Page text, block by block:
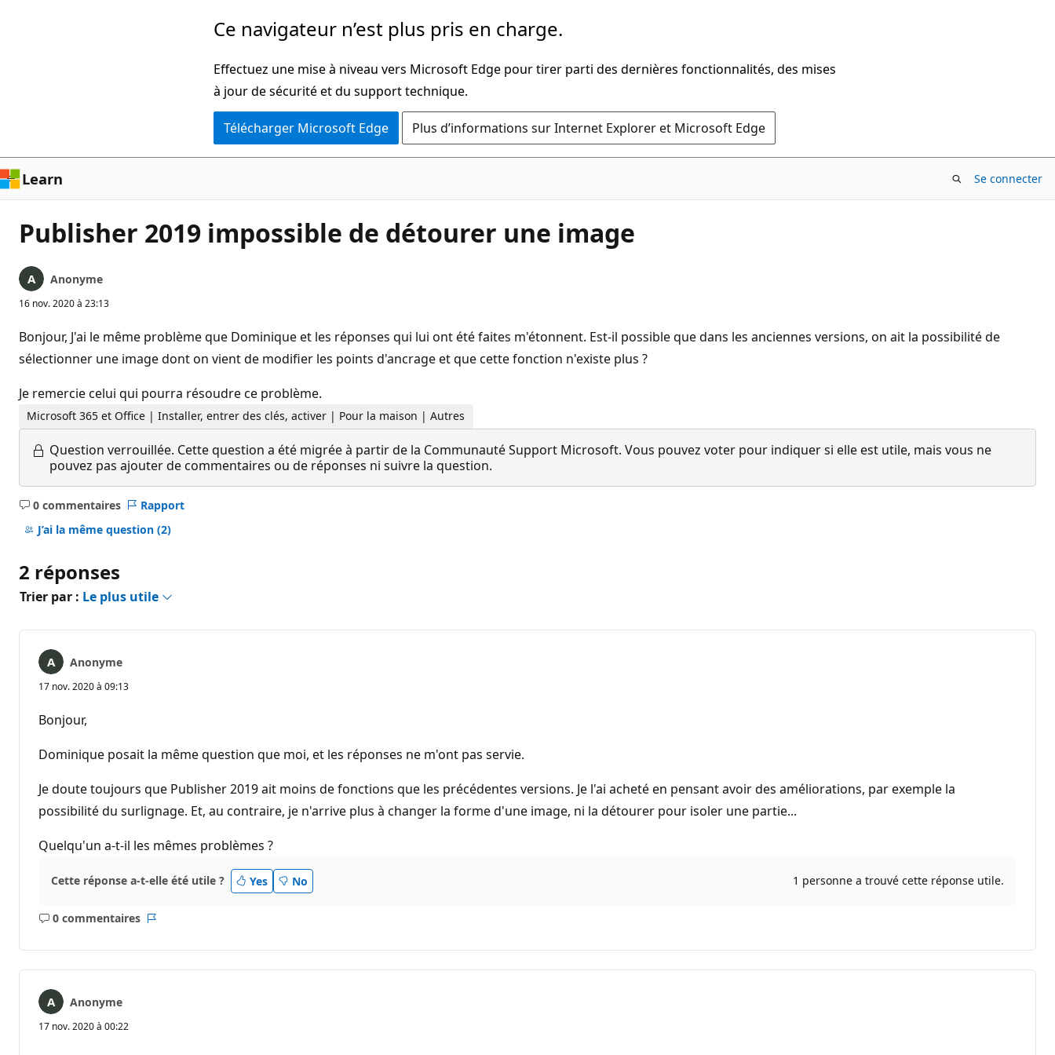
Ce navigateur n’est plus pris en charge.
Effectuez une mise à niveau vers Microsoft Edge pour tirer parti des dernières fonctionnalités, des mises
à jour de sécurité et du support technique.
Télécharger Microsoft Edge Plus d’informations sur Internet Explorer et Microsoft Edge
Learn Se connecter
Publisher 2019 impossible de détourer une image
Anonyme
16 nov. 2020 à 23:13
Bonjour, J'ai le même problème que Dominique et les réponses qui lui ont été faites m'étonnent. Est-il possible que dans les anciennes versions, on ait la possibilité de
sélectionner une image dont on vient de modifier les points d'ancrage et que cette fonction n'existe plus ?
Je remercie celui qui pourra résoudre ce problème.
Microsoft 365 et Office | Installer, entrer des clés, activer | Pour la maison | Autres
Question verrouillée. Cette question a été migrée à partir de la Communauté Support Microsoft. Vous pouvez voter pour indiquer si elle est utile, mais vous ne
pouvez pas ajouter de commentaires ou de réponses ni suivre la question.
0 commentaires
Aucun
commentaire
Rapport
J’ai la même question (2)
2 réponses
Trier par : Le plus utile
Anonyme
17 nov. 2020 à 09:13
Bonjour,
Dominique posait la même question que moi, et les réponses ne m'ont pas servie.
Je doute toujours que Publisher 2019 ait moins de fonctions que les précédentes versions. Je l'ai acheté en pensant avoir des améliorations, par exemple la
possibilité du surlignage. Et, au contraire, je n'arrive plus à changer la forme d'une image, ni la détourer pour isoler une partie...
Quelqu'un a-t-il les mêmes problèmes ?
Cette réponse a-t-elle été utile ? Yes No 1 personne a trouvé cette réponse utile.
0 commentaires
Aucun
Anonyme
17 nov. 2020 à 00:22